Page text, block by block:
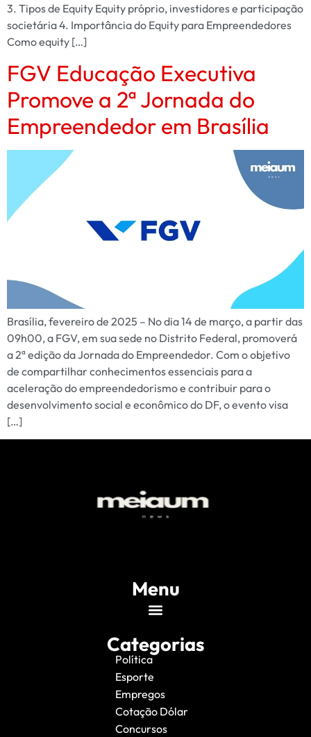
3. Tipos de Equity Equity próprio, investidores e participação
societária 4. Importância do Equity para Empreendedores
Como equity […]
FGV Educação Executiva
Promove a 2ª Jornada do
Empreendedor em Brasília
Brasília, fevereiro de 2025 – No dia 14 de março, a partir das
09h00, a FGV, em sua sede no Distrito Federal, promoverá
a 2ª edição da Jornada do Empreendedor. Com o objetivo
de compartilhar conhecimentos essenciais para a
aceleração do empreendedorismo e contribuir para o
desenvolvimento social e econômico do DF, o evento visa
[…]
Menu
Categorias
Política
Esporte
Empregos
Cotação Dólar
Concursos